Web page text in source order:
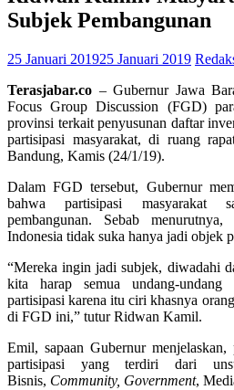
Subjek Pembangunan
25 Januari 201925 Januari 2019
Terasjabar.co – Gubernur Jawa
Focus Group Discussion (FGD)
provinsi terkait penyusunan daftar
partisipasi masyarakat, di ruang
Bandung, Kamis (24/1/19).
Dalam FGD tersebut, Gubernur
bahwa partisipasi masyarakat
pembangunan. Sebab menurutnya,
Indonesia tidak suka hanya jadi objek
“Mereka ingin jadi subjek, diwadahi
kita harap semua undang-
partisipasi karena itu ciri khasnya
di FGD ini,” tutur Ridwan Kamil.
Emil, sapaan Gubernur
partisipasi yang terdiri dari
Bisnis, Community, Government,